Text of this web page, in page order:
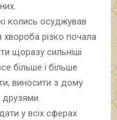
колись осуджував
різко почала
щоразу сильніші
більше і більше
виносити з дому
друзями.
у всіх сферах